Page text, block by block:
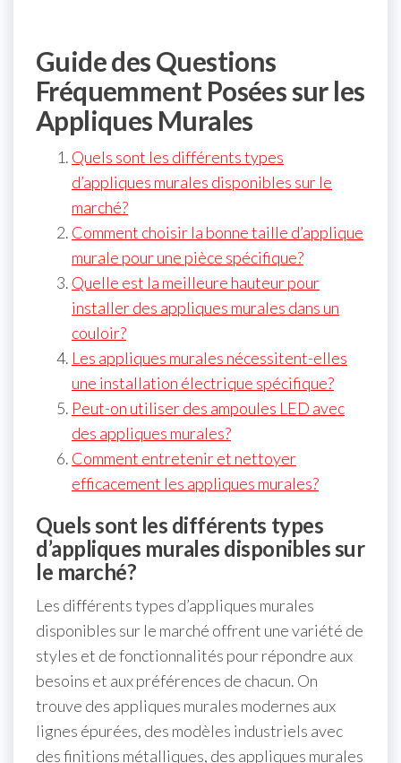
Guide des Questions
Fréquemment Posées sur les
Appliques Murales
Quels sont les différents types
d’appliques murales disponibles sur le
marché?
Comment choisir la bonne taille d’applique
murale pour une pièce spécifique?
Quelle est la meilleure hauteur pour
installer des appliques murales dans un
couloir?
Les appliques murales nécessitent-elles
une installation électrique spécifique?
Peut-on utiliser des ampoules LED avec
des appliques murales?
Comment entretenir et nettoyer
efficacement les appliques murales?
Quels sont les différents types
d’appliques murales disponibles sur
le marché?
Les différents types d’appliques murales
disponibles sur le marché offrent une variété de
styles et de fonctionnalités pour répondre aux
besoins et aux préférences de chacun. On
trouve des appliques murales modernes aux
lignes épurées, des modèles industriels avec
des finitions métalliques, des appliques murales